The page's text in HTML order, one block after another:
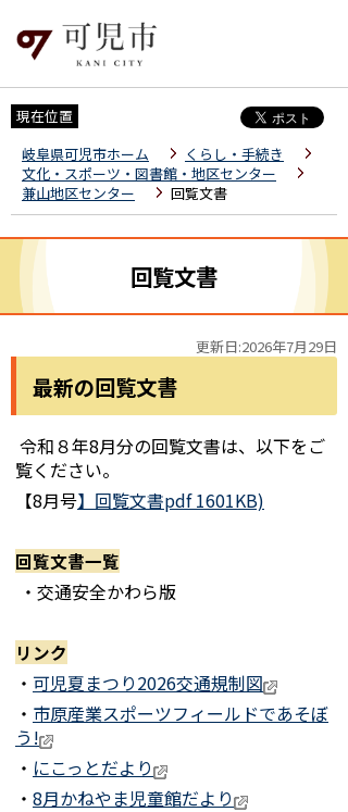
現在位置
岐阜県可児市ホーム
くらし・手続き
文化・スポーツ・図書館・地区センター
兼山地区センター
回覧文書
回覧文書
更新日:2026年7月29日
最新の回覧文書
令和８年8月分の回覧文書は、以下をご
覧ください。
【8月号】回覧文書pdf 1601KB)
回覧文書一覧
・交通安全かわら版
リンク
・ 可児夏まつり2026交通規制図
・ 市原産業スポーツフィールドであそぼ
う!
・ にこっとだより
・ 8月かねやま児童館だより